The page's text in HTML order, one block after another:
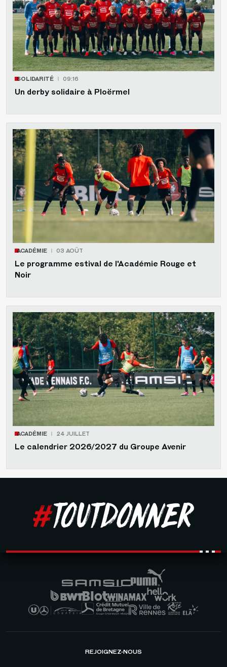
SOLIDARITÉ 09:16
Un derby solidaire à Ploërmel
ACADÉMIE 03 AOÛT
Le programme estival de l'Académie Rouge et
Noir
ACADÉMIE 24 JUILLET
Le calendrier 2026/2027 du Groupe Avenir
REJOIGNEZ-NOUS